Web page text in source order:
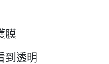
膜
到透明